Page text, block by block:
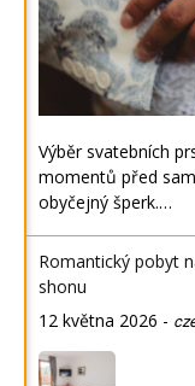
Výběr svatebních
momentů před
obyčejný šperk.…
Romantický pobyt
shonu
12 května 2026 -